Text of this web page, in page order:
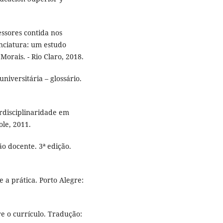
contida nos
um estudo
- Rio Claro, 2018.
– glossário.
em
2011.
docente. 3ª edição.
a prática. Porto Alegre:
o currículo. Tradução: